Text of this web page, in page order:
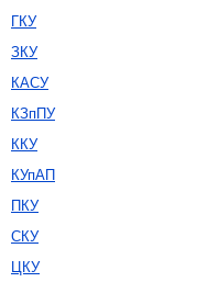
ГКУ
ЗКУ
КАСУ
КЗпПУ
ККУ
КУпАП
ПКУ
СКУ
ЦКУ